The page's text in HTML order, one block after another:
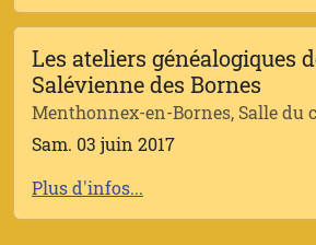
Les ateliers généalogiques
Salévienne des Bornes
Menthonnex-en-Bornes, Salle du
Sam. 03 juin 2017
Plus d'infos...